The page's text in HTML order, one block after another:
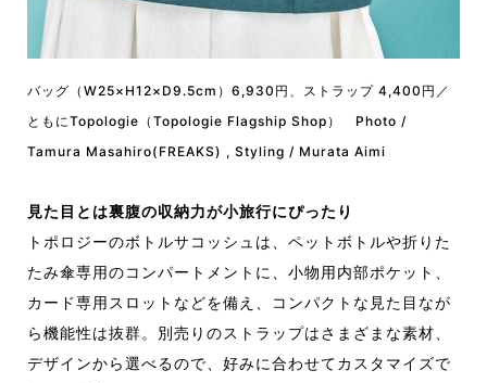
バッグ（W25×H12×D9.5cm）6,930円、ストラップ 4,400円／
ともにTopologie（Topologie Flagship Shop） Photo /
Tamura Masahiro(FREAKS) , Styling / Murata Aimi
見た目とは裏腹の収納力が小旅行にぴったり
トポロジーのボトルサコッシュは、ペットボトルや折りた
たみ傘専用のコンパートメントに、小物用内部ポケット、
カード専用スロットなどを備え、コンパクトな見た目なが
ら機能性は抜群。別売りのストラップはさまざまな素材、
デザインから選べるので、好みに合わせてカスタマイズで